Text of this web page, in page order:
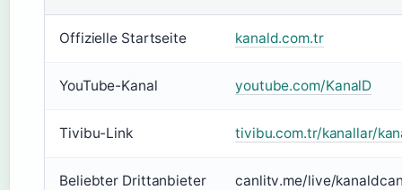
Offizielle Startseite kanald.com.tr
YouTube-Kanal youtube.com/KanalD
Tivibu-Link tivibu.com.tr/kanallar/
Beliebter Drittanbieter canlitv.me/live/